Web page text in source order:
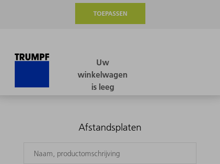
TOEPASSEN
Afstandsplaten